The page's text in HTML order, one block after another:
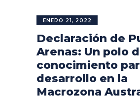
ENERO 21, 2022
Declaración de
Arenas: Un polo
conocimiento
desarrollo en la
Macrozona